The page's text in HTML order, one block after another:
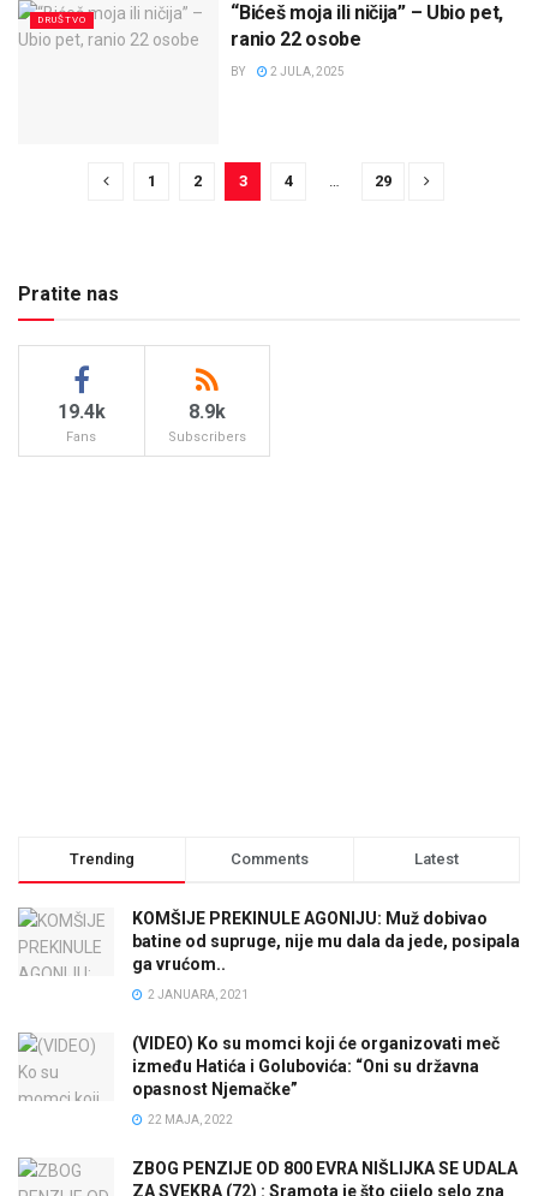
DRUŠTVO
“Bićeš moja ili ničija” – Ubio pet,
ranio 22 osobe
BY 2 JULA, 2025
1 2 3 4 … 29
Pratite nas
19.4k
Fans
8.9k
Subscribers
Trending Comments Latest
KOMŠIJE PREKINULE AGONIJU: Muž dobivao
batine od supruge, nije mu dala da jede, posipala
ga vrućom..
2 JANUARA, 2021
(VIDEO) Ko su momci koji će organizovati meč
između Hatića i Golubovića: “Oni su državna
opasnost Njemačke”
22 MAJA, 2022
ZBOG PENZIJE OD 800 EVRA NIŠLIJKA SE UDALA
ZA SVEKRA (72) : Sramota je što cijelo selo zna